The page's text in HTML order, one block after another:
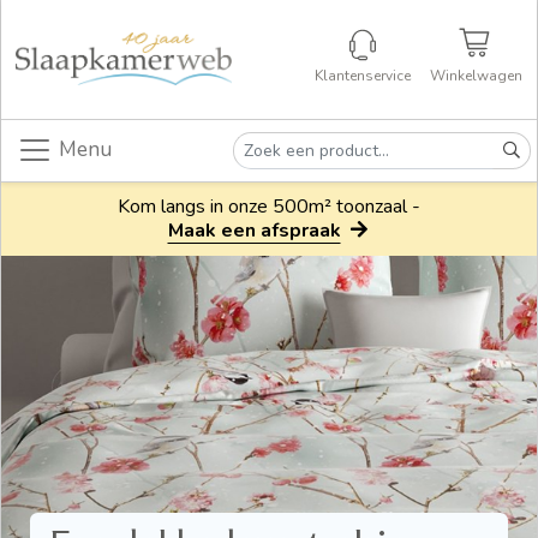
Klantenservice Winkelwagen
Menu
Kom langs in onze 500m² toonzaal -
Maak een afspraak